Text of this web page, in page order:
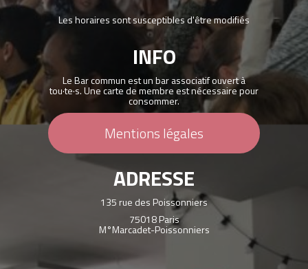
Les horaires sont susceptibles d'être modifiés
INFO
Le Bar commun est un bar associatif ouvert à
tou·te·s. Une carte de membre est nécessaire pour
consommer.
Mentions légales
ADRESSE
135 rue des Poissonniers
75018 Paris
M°Marcadet-Poissonniers